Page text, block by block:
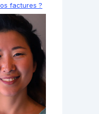
factures ?